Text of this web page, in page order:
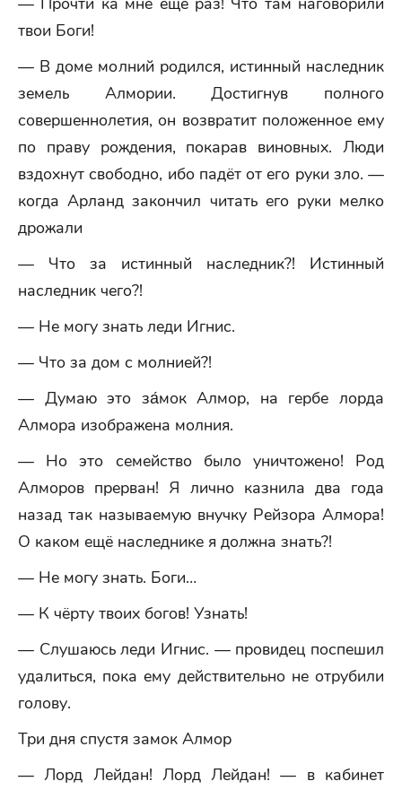
твои Боги!
— В доме молний родился, истинный наследник
земель Алмории. Достигнув полного
совершеннолетия, он возвратит положенное ему
по праву рождения, покарав виновных. Люди
вздохнут свободно, ибо падёт от его руки зло. —
когда Арланд закончил читать его руки мелко
дрожали
— Что за истинный наследник?! Истинный
наследник чего?!
— Не могу знать леди Игнис.
— Что за дом с молнией?!
— Думаю это за́мок Алмор, на гербе лорда
Алмора изображена молния.
— Но это семейство было уничтожено! Род
Алморов прерван! Я лично казнила два года
назад так называемую внучку Рейзора Алмора!
О каком ещё наследнике я должна знать?!
— Не могу знать. Боги…
— К чёрту твоих богов! Узнать!
— Слушаюсь леди Игнис. — провидец поспешил
удалиться, пока ему действительно не отрубили
голову.
Три дня спустя замок Алмор
— Лорд Лейдан! Лорд Лейдан! — в кабинет